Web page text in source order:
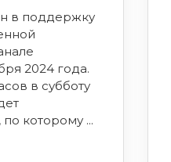
в поддержку
2024 года.
в субботу
которому ...